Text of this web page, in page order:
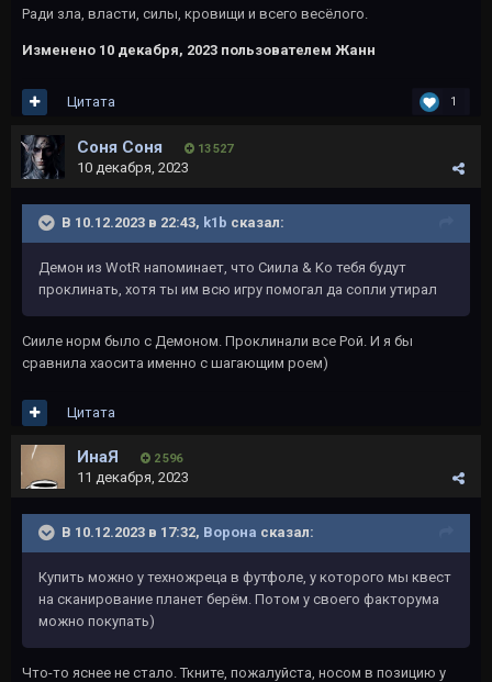
Ради зла, власти, силы, кровищи и всего весёлого.
Изменено 10 декабря, 2023 пользователем Жанн
1
Цитата
Соня Соня 13 527
10 декабря, 2023
В 10.12.2023 в 22:43, k1b сказал:
Демон из WotR напоминает, что Сиила & Ko тебя будут
проклинать, хотя ты им всю игру помогал да сопли утирал
Сииле норм было с Демоном. Проклинали все Рой. И я бы
сравнила хаосита именно с шагающим роем)
Цитата
ИнаЯ 2 596
11 декабря, 2023
В 10.12.2023 в 17:32, Ворона сказал:
Купить можно у техножреца в футфоле, у которого мы квест
на сканирование планет берём. Потом у своего факторума
можно покупать)
Что-то яснее не стало. Ткните, пожалуйста, носом в позицию у